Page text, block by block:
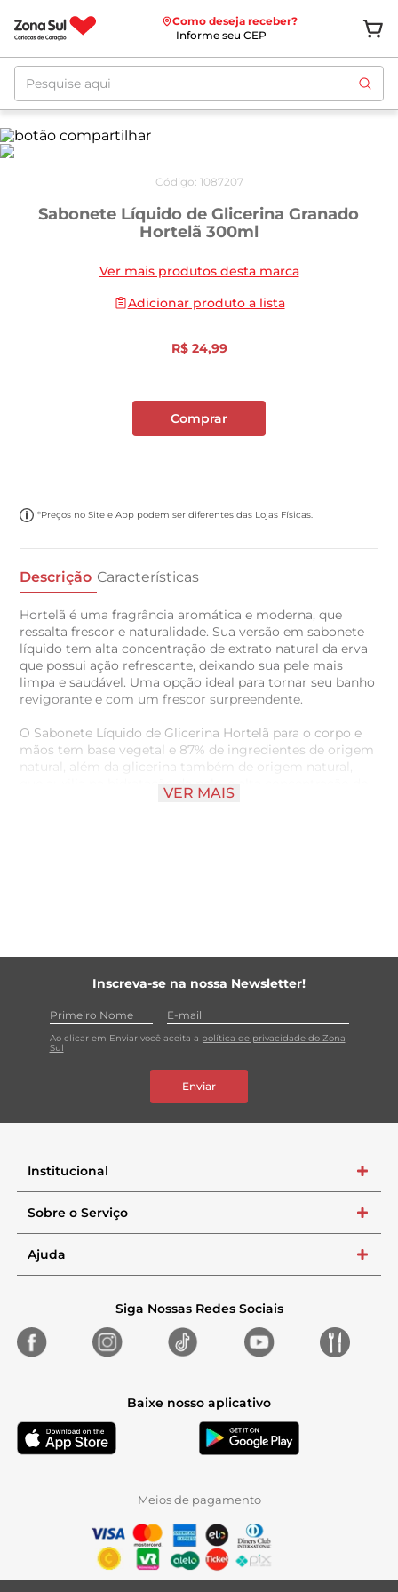
Como deseja receber?
Informe seu CEP
Pesquise aqui
Código: 1087207
Sabonete Líquido de Glicerina Granado
Hortelã 300ml
Ver mais produtos desta marca
Adicionar produto a lista
R$ 24,99
Comprar
*Preços no Site e App podem ser diferentes das Lojas Físicas.
Descrição Características
Hortelã é uma fragrância aromática e moderna, que
ressalta frescor e naturalidade. Sua versão em sabonete
líquido tem alta concentração de extrato natural da erva
que possui ação refrescante, deixando sua pele mais
limpa e saudável. Uma opção ideal para tornar seu banho
revigorante e com um frescor surpreendente.
O Sabonete Líquido de Glicerina Hortelã para o corpo e
mãos tem base vegetal e 87% de ingredientes de origem
natural, além da glicerina também de origem natural,
que auxilia na hidratação da pele, e alta concentração de
fragrância, deixando-a perfumada por mais tempo.
VER MAIS
Inscreva-se na nossa Newsletter!
Ao clicar em Enviar você aceita a política de privacidade do Zona
Sul
Enviar
Institucional +
Sobre o Serviço +
Ajuda +
Siga Nossas Redes Sociais
Baixe nosso aplicativo
Meios de pagamento